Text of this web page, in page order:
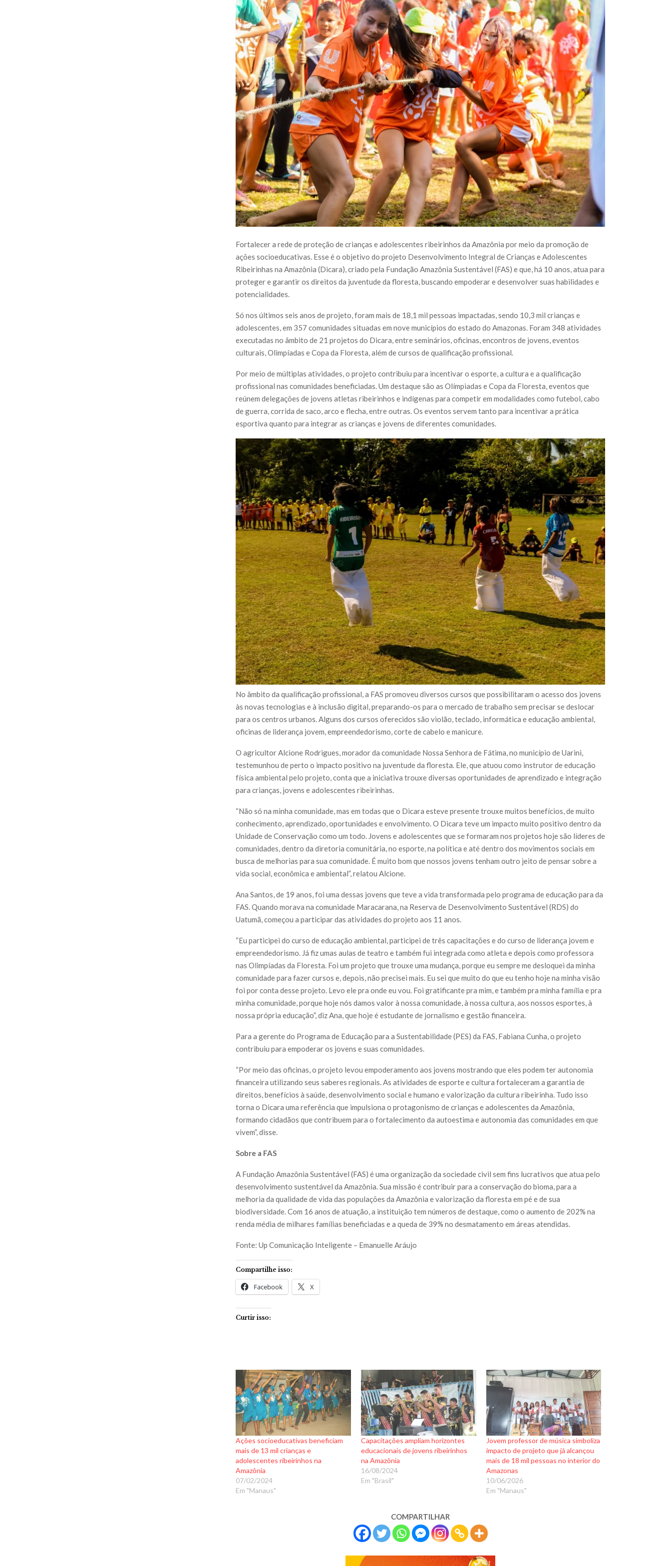
Fortalecer a rede de proteção de crianças e adolescentes ribeirinhos da Amazônia por meio da promoção de
ações socioeducativas. Esse é o objetivo do projeto Desenvolvimento Integral de Crianças e Adolescentes
Ribeirinhas na Amazônia (Dicara), criado pela Fundação Amazônia Sustentável (FAS) e que, há 10 anos, atua para
proteger e garantir os direitos da juventude da floresta, buscando empoderar e desenvolver suas habilidades e
potencialidades.
Só nos últimos seis anos de projeto, foram mais de 18,1 mil pessoas impactadas, sendo 10,3 mil crianças e
adolescentes, em 357 comunidades situadas em nove municípios do estado do Amazonas. Foram 348 atividades
executadas no âmbito de 21 projetos do Dicara, entre seminários, oficinas, encontros de jovens, eventos
culturais, Olimpíadas e Copa da Floresta, além de cursos de qualificação profissional.
Por meio de múltiplas atividades, o projeto contribuiu para incentivar o esporte, a cultura e a qualificação
profissional nas comunidades beneficiadas. Um destaque são as Olímpiadas e Copa da Floresta, eventos que
reúnem delegações de jovens atletas ribeirinhos e indígenas para competir em modalidades como futebol, cabo
de guerra, corrida de saco, arco e flecha, entre outras. Os eventos servem tanto para incentivar a prática
esportiva quanto para integrar as crianças e jovens de diferentes comunidades.
No âmbito da qualificação profissional, a FAS promoveu diversos cursos que possibilitaram o acesso dos jovens
às novas tecnologias e à inclusão digital, preparando-os para o mercado de trabalho sem precisar se deslocar
para os centros urbanos. Alguns dos cursos oferecidos são violão, teclado, informática e educação ambiental,
oficinas de liderança jovem, empreendedorismo, corte de cabelo e manicure.
O agricultor Alcione Rodrigues, morador da comunidade Nossa Senhora de Fátima, no município de Uarini,
testemunhou de perto o impacto positivo na juventude da floresta. Ele, que atuou como instrutor de educação
física ambiental pelo projeto, conta que a iniciativa trouxe diversas oportunidades de aprendizado e integração
para crianças, jovens e adolescentes ribeirinhas.
“Não só na minha comunidade, mas em todas que o Dicara esteve presente trouxe muitos benefícios, de muito
conhecimento, aprendizado, oportunidades e envolvimento. O Dicara teve um impacto muito positivo dentro da
Unidade de Conservação como um todo. Jovens e adolescentes que se formaram nos projetos hoje são líderes de
comunidades, dentro da diretoria comunitária, no esporte, na política e até dentro dos movimentos sociais em
busca de melhorias para sua comunidade. É muito bom que nossos jovens tenham outro jeito de pensar sobre a
vida social, econômica e ambiental”, relatou Alcione.
Ana Santos, de 19 anos, foi uma dessas jovens que teve a vida transformada pelo programa de educação para da
FAS. Quando morava na comunidade Maracarana, na Reserva de Desenvolvimento Sustentável (RDS) do
Uatumã, começou a participar das atividades do projeto aos 11 anos.
“Eu participei do curso de educação ambiental, participei de três capacitações e do curso de liderança jovem e
empreendedorismo. Já fiz umas aulas de teatro e também fui integrada como atleta e depois como professora
nas Olimpíadas da Floresta. Foi um projeto que trouxe uma mudança, porque eu sempre me desloquei da minha
comunidade para fazer cursos e, depois, não precisei mais. Eu sei que muito do que eu tenho hoje na minha visão
foi por conta desse projeto. Levo ele pra onde eu vou. Foi gratificante pra mim, e também pra minha família e pra
minha comunidade, porque hoje nós damos valor à nossa comunidade, à nossa cultura, aos nossos esportes, à
nossa própria educação”, diz Ana, que hoje é estudante de jornalismo e gestão financeira.
Para a gerente do Programa de Educação para a Sustentabilidade (PES) da FAS, Fabiana Cunha, o projeto
contribuiu para empoderar os jovens e suas comunidades.
“Por meio das oficinas, o projeto levou empoderamento aos jovens mostrando que eles podem ter autonomia
financeira utilizando seus saberes regionais. As atividades de esporte e cultura fortaleceram a garantia de
direitos, benefícios à saúde, desenvolvimento social e humano e valorização da cultura ribeirinha. Tudo isso
torna o Dicara uma referência que impulsiona o protagonismo de crianças e adolescentes da Amazônia,
formando cidadãos que contribuem para o fortalecimento da autoestima e autonomia das comunidades em que
vivem”, disse.
Sobre a FAS
A Fundação Amazônia Sustentável (FAS) é uma organização da sociedade civil sem fins lucrativos que atua pelo
desenvolvimento sustentável da Amazônia. Sua missão é contribuir para a conservação do bioma, para a
melhoria da qualidade de vida das populações da Amazônia e valorização da floresta em pé e de sua
biodiversidade. Com 16 anos de atuação, a instituição tem números de destaque, como o aumento de 202% na
renda média de milhares famílias beneficiadas e a queda de 39% no desmatamento em áreas atendidas.
Fonte: Up Comunicação Inteligente – Emanuelle Aráujo
Compartilhe isso:
Facebook X
Curtir isso:
Ações socioeducativas beneficiam
mais de 13 mil crianças e
adolescentes ribeirinhos na
Amazônia
07/02/2024
Em "Manaus"
Capacitações ampliam horizontes
educacionais de jovens ribeirinhos
na Amazônia
16/08/2024
Em "Brasil"
Jovem professor de música simboliza
impacto de projeto que já alcançou
mais de 18 mil pessoas no interior do
Amazonas
10/06/2026
Em "Manaus"
COMPARTILHAR